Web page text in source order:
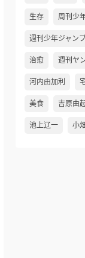
生存 周刊少
週刊少年ジャン
治愈 週刊ヤ
河内由加利
美食 吉原由
池上辽一 小